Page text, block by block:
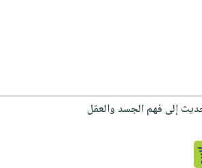
إلى فهم الجسد والعقل